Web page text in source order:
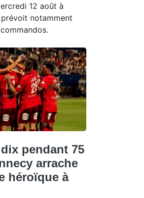
12 août à
prévoit notamment
pendant 75
arrache
héroïque à